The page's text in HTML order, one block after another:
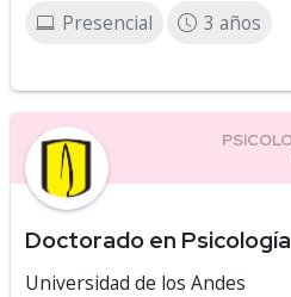
Presencial 3 años
Doctorado en Psicología
Universidad de los Andes